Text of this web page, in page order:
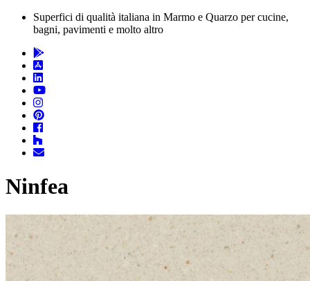
Superfici di qualità italiana in Marmo e Quarzo per cucine,
bagni, pavimenti e molto altro
Ninfea